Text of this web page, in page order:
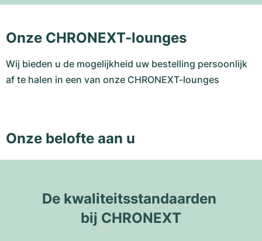
Onze CHRONEXT-lounges
Wij bieden u de mogelijkheid uw bestelling persoonlijk
af te halen in een van onze CHRONEXT-lounges
Onze belofte aan u
De kwaliteitsstandaarden
bij CHRONEXT